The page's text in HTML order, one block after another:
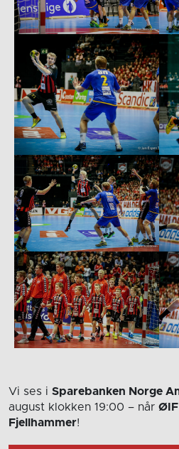
Vi ses i Sparebanken Norge
august klokken 19:00 – når ØIF
Fjellhammer!